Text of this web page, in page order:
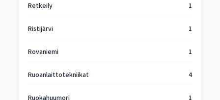
Retkeily 1
Ristijärvi 1
Rovaniemi 1
Ruoanlaittotekniikat 4
Ruokahuumori 1